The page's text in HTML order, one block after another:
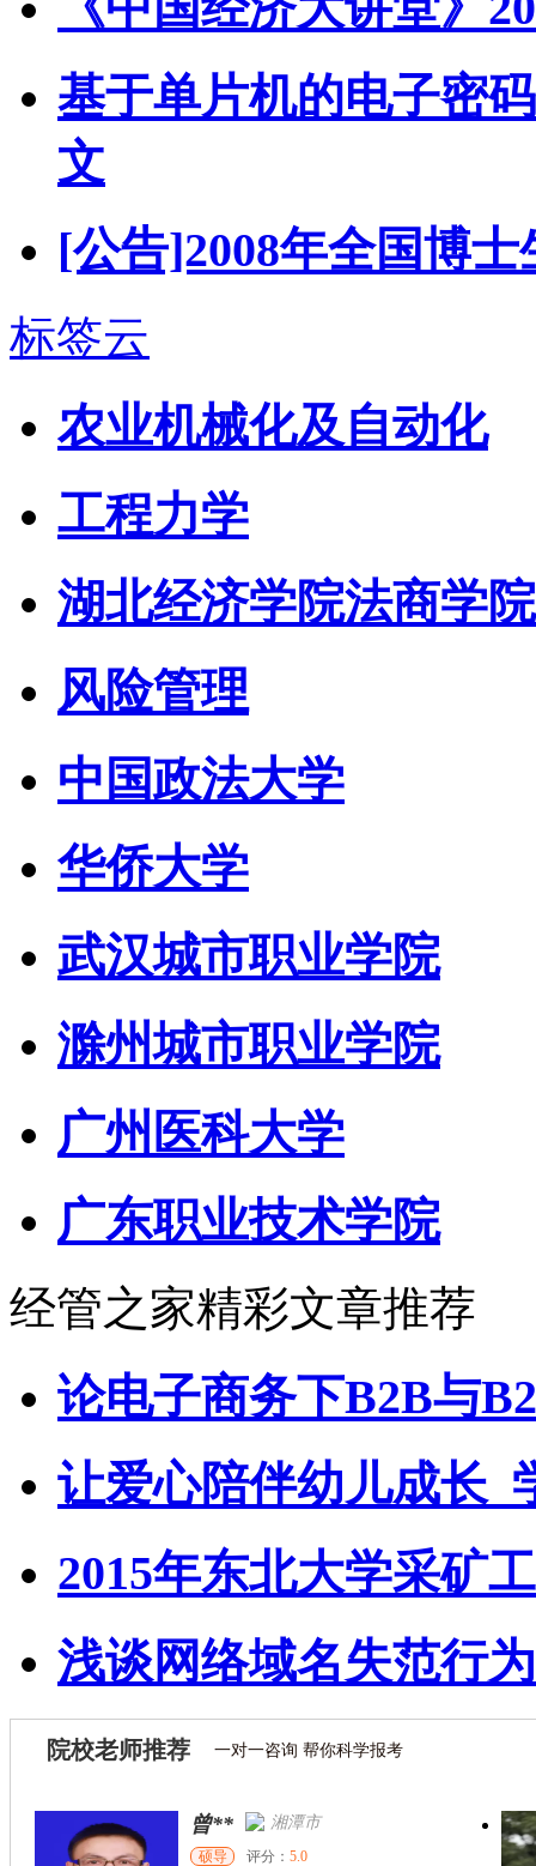
基于单片机的电子密
文
[公告]2008年全国博
标签云
农业机械化及自动化
工程力学
湖北经济学院法商学院
风险管理
中国政法大学
华侨大学
武汉城市职业学院
滁州城市职业学院
广州医科大学
广东职业技术学院
经管之家精彩文章推荐
论电子商务下B2B与B2
让爱心陪伴幼儿成长_
2015年东北大学采矿工
浅谈网络域名失范行
院校老师推荐 一对一咨询 帮你科学报考
曾** 湘潭市
硕导 评分： 5.0